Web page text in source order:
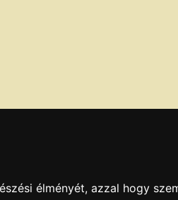
élményét, azzal hogy